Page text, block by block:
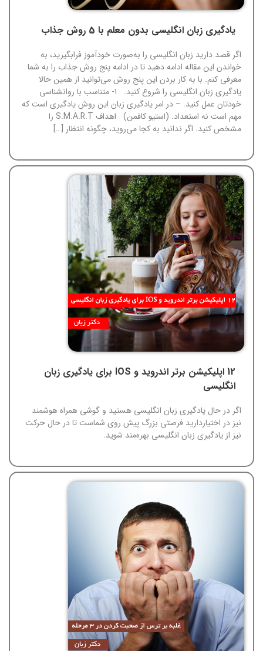
یادگیری زبان انگلیسی بدون معلم با 5 روش جذاب
اگر قصد دارید زبان انگلیسی را به‌صورت خودآموز فرابگیرید، به
خواندن این مقاله ادامه دهید تا در ادامه پنج روش جذاب را به شما
معرفی کنم. با به کار بردن این پنج روش می‌توانید از همین حالا
یادگیری زبان انگلیسی را شروع کنید. ۱- متناسب با روانشناسی
خودتان عمل کنید. – در امر یادگیری زبان این روش یادگیری است که
مهم است نه استعداد. (استیو کافمن) اهداف S.M.A.R.T را
مشخص کنید. اگر ندانید به کجا می‌روید، چگونه انتظار […]
12 اپلیکیشن برتر اندروید و IOS برای یادگیری زبان
انگلیسی
اگر در حال یادگیری زبان انگلیسی هستید و گوشی همراه هوشمند
نیز در اختیاردارید فرصتی بزرگ پیش روی شماست تا در حال حرکت
نیز از یادگیری زبان انگلیسی بهره‌مند شوید.